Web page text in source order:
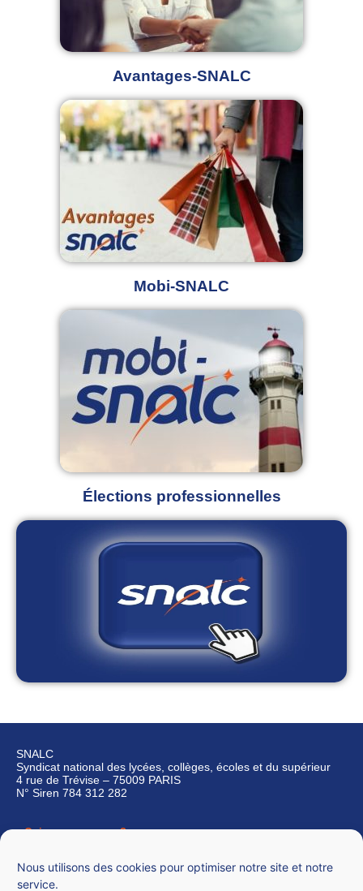
Nous utilisons des cookies pour optimiser notre site et notre
service.
Avantages-SNALC
Mobi-SNALC
Élections professionnelles
SNALC
Syndicat national des lycées, collèges, écoles et du supérieur
4 rue de Trévise – 75009 PARIS
N° Siren 784 312 282
Qui sommes-nous ?